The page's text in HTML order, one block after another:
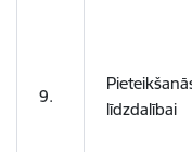
9.
līdzdalībai